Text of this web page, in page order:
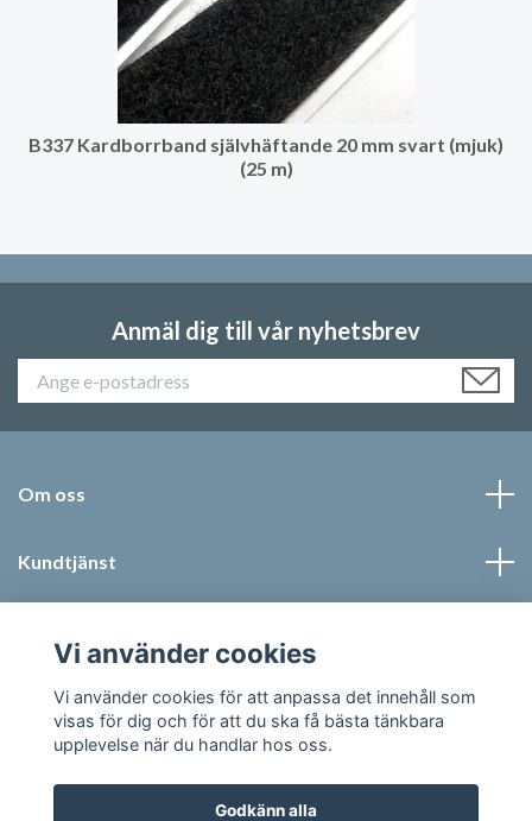
B337 Kardborrband självhäftande 20 mm svart (mjuk)
(25 m)
Anmäl dig till vår nyhetsbrev
Om oss
Kundtjänst
Sociala medier
Vi använder cookies
Vi använder cookies för att anpassa det innehåll som
visas för dig och för att du ska få bästa tänkbara
upplevelse när du handlar hos oss.
Godkänn alla